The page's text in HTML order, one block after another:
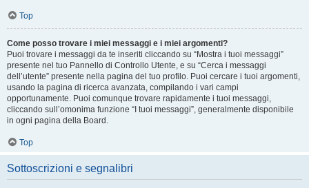
Top
Come posso trovare i miei messaggi e i miei argomenti?
Puoi trovare i messaggi da te inseriti cliccando su “Mostra i tuoi messaggi”
presente nel tuo Pannello di Controllo Utente, e su “Cerca i messaggi
dell’utente” presente nella pagina del tuo profilo. Puoi cercare i tuoi argomenti,
usando la pagina di ricerca avanzata, compilando i vari campi
opportunamente. Puoi comunque trovare rapidamente i tuoi messaggi,
cliccando sull’omonima funzione “I tuoi messaggi”, generalmente disponibile
in ogni pagina della Board.
Top
Sottoscrizioni e segnalibri